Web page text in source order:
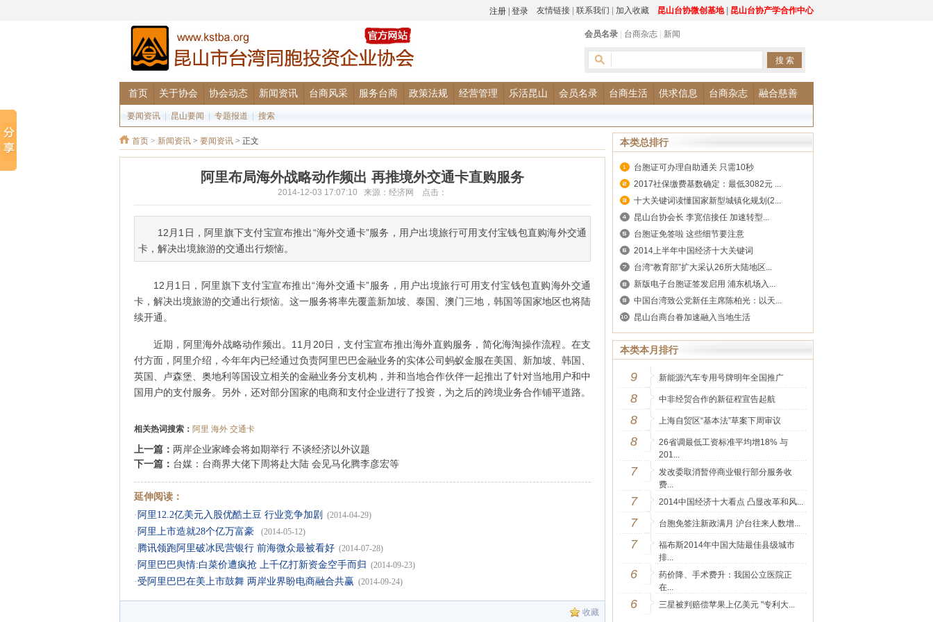
昆山台协微创基地| 昆山台协产学合作中心
友情链接 联系我们 加入收藏
会员名录 台商杂志 新闻
首页 关于协会 协会动态 新闻资讯 台商风采 服务台商 政策法规 经营管理 乐活昆山 会员名录 台商生活 供求信息 台商杂志 融合慈善
要闻资讯 昆山要闻 专题报道 搜索
首页 > 新闻资讯 > 要闻资讯 > 正文
阿里布局海外战略动作频出 再推境外交通卡直购服务
2014-12-03 17:07:10 来源：经济网 点击：
12月1日，阿里旗下支付宝宣布推出“海外交通卡”服务，用户出境旅行可用支付宝钱包直购海外交通
卡，解决出境旅游的交通出行烦恼。
12月1日，阿里旗下支付宝宣布推出“海外交通卡”服务，用户出境旅行可用支付宝钱包直购海外交通
卡，解决出境旅游的交通出行烦恼。这一服务将率先覆盖新加坡、泰国、澳门三地，韩国等国家地区也将陆
续开通。
近期，阿里海外战略动作频出。11月20日，支付宝宣布推出海外直购服务，简化海淘操作流程。在支
付方面，阿里介绍，今年年内已经通过负责阿里巴巴金融业务的实体公司蚂蚁金服在美国、新加坡、韩国、
英国、卢森堡、奥地利等国设立相关的金融业务分支机构，并和当地合作伙伴一起推出了针对当地用户和中
国用户的支付服务。另外，还对部分国家的电商和支付企业进行了投资，为之后的跨境业务合作铺平道路。
相关热词搜索： 阿里 海外 交通卡
上一篇： 两岸企业家峰会将如期举行 不谈经济以外议题
下一篇： 台媒：台商界大佬下周将赴大陆 会见马化腾李彦宏等
延伸阅读：
· 阿里12.2亿美元入股优酷土豆 行业竞争加剧 (2014-04-29)
· 阿里上市造就28个亿万富豪 (2014-05-12)
· 腾讯领跑阿里破冰民营银行 前海微众最被看好 (2014-07-28)
· 阿里巴巴舆情:白菜价遭疯抢 上千亿打新资金空手而归 (2014-09-23)
·受阿里巴巴在美上市鼓舞 两岸业界盼电商融合共赢 (2014-09-24)
收藏
本类总排行
台胞证可办理自助通关 只需10秒
2017社保缴费基数确定：最低3082元 ...
十大关键词读懂国家新型城镇化规划(2...
昆山台协会长 李宽信接任 加速转型...
台胞证免签啦 这些细节要注意
2014上半年中国经济十大关键词
台湾“教育部”扩大采认26所大陆地区...
新版电子台胞证签发启用 浦东机场入...
中国台湾致公党新任主席陈柏光：以天...
昆山台商台眷加速融入当地生活
本类本月排行
9 新能源汽车专用号牌明年全国推广
8 中非经贸合作的新征程宣告起航
8 上海自贸区“基本法”草案下周审议
8
26省调最低工资标准平均增18% 与
201...
7
发改委取消暂停商业银行部分服务收
费...
7 2014中国经济十大看点 凸显改革和风...
7 台胞免签注新政满月 沪台往来人数增...
7
福布斯2014年中国大陆最佳县级城市
排...
6
药价降、手术费升：我国公立医院正
在...
6 三星被判赔偿苹果上亿美元 "专利大...